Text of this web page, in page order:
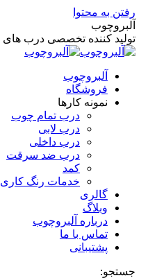
رفتن به محتوا
آلبروچوب
تولید کننده تخصصی درب های
آلبروچوب
فروشگاه
نمونه کارها
درب تمام چوب
درب لابی
درب داخلی
درب ضد سرقت
کمد
خدمات رنگ کاری
گالری
وبلاگ
درباره آلبروچوب
تماس با ما
پشتیبانی
جستجو: